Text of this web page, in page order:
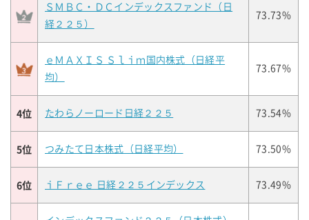
ＳＭＢＣ・ＤＣインデックスファンド（日
経２２５）
73.73%
ｅＭＡＸＩＳ Ｓｌｉｍ国内株式（日経平
均）
73.67%
4位 たわらノーロード日経２２５ 73.54%
5位 つみたて日本株式（日経平均） 73.50%
6位 ｉＦｒｅｅ 日経２２５インデックス 73.49%